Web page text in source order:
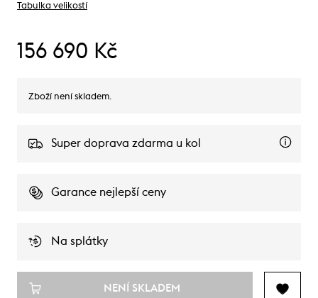
Tabulka velikostí
156 690 Kč
Zboží není skladem.
Super doprava zdarma u kol
Garance nejlepší ceny
Na splátky
NENÍ SKLADEM